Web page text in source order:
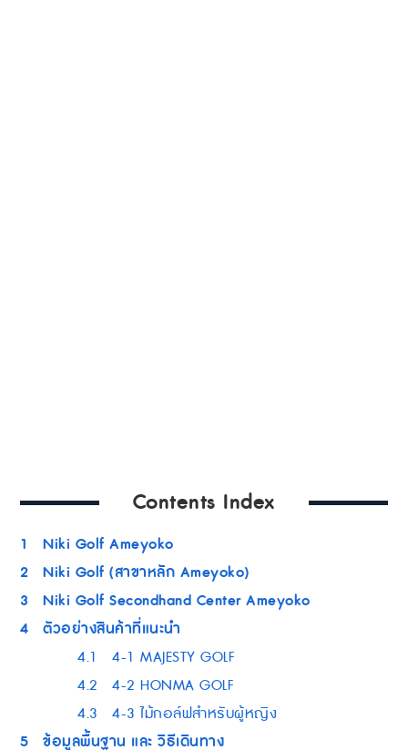
Contents Index
1
Niki Golf Ameyoko
2 Niki Golf (สาขาหลัก Ameyoko)
3
Niki Golf Secondhand Center Ameyoko
4 ตัวอย่างสินค้าที่แนะนำ
4.1
4-1 MAJESTY GOLF
4.2
4-2 HONMA GOLF
4.3
4-3 ไม้กอล์ฟสำหรับผู้หญิง
5 ข้อมูลพื้นฐาน และ วิธีเดินทาง